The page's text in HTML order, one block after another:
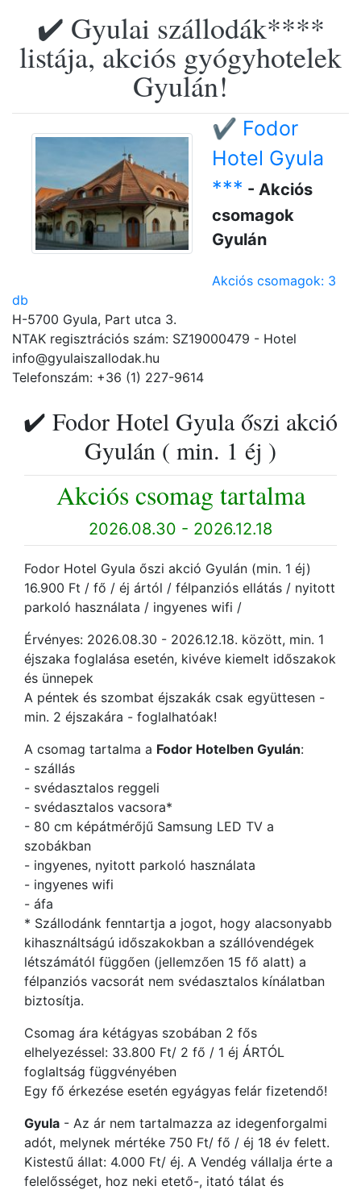
✔️ Gyulai szállodák****
listája, akciós gyógyhotelek
Gyulán!
✔️ Fodor
Hotel Gyula
*** - Akciós
csomagok
Gyulán
Akciós csomagok: 3
db
H-5700 Gyula, Part utca 3.
NTAK regisztrációs szám: SZ19000479 - Hotel
info@gyulaiszallodak.hu
Telefonszám: +36 (1) 227-9614
✔️ Fodor Hotel Gyula őszi akció
Gyulán ( min. 1 éj )
Akciós csomag tartalma
2026.08.30 - 2026.12.18
Fodor Hotel Gyula őszi akció Gyulán (min. 1 éj)
16.900 Ft / fő / éj ártól / félpanziós ellátás / nyitott
parkoló használata / ingyenes wifi /
Érvényes: 2026.08.30 - 2026.12.18. között, min. 1
éjszaka foglalása esetén, kivéve kiemelt időszakok
és ünnepek
A péntek és szombat éjszakák csak együttesen -
min. 2 éjszakára - foglalhatóak!
A csomag tartalma a Fodor Hotelben Gyulán:
- szállás
- svédasztalos reggeli
- svédasztalos vacsora*
- 80 cm képátmérőjű Samsung LED TV a
szobákban
- ingyenes, nyitott parkoló használata
- ingyenes wifi
- áfa
* Szállodánk fenntartja a jogot, hogy alacsonyabb
kihasználtságú időszakokban a szállóvendégek
létszámától függően (jellemzően 15 fő alatt) a
félpanziós vacsorát nem svédasztalos kínálatban
biztosítja.
Csomag ára kétágyas szobában 2 fős
elhelyezéssel: 33.800 Ft/ 2 fő / 1 éj ÁRTÓL
foglaltság függvényében
Egy fő érkezése esetén egyágyas felár fizetendő!
Gyula - Az ár nem tartalmazza az idegenforgalmi
adót, melynek mértéke 750 Ft/ fő / éj 18 év felett.
Kistestű állat: 4.000 Ft/ éj. A Vendég vállalja érte a
felelősséget, hoz neki etető-, itató tálat és